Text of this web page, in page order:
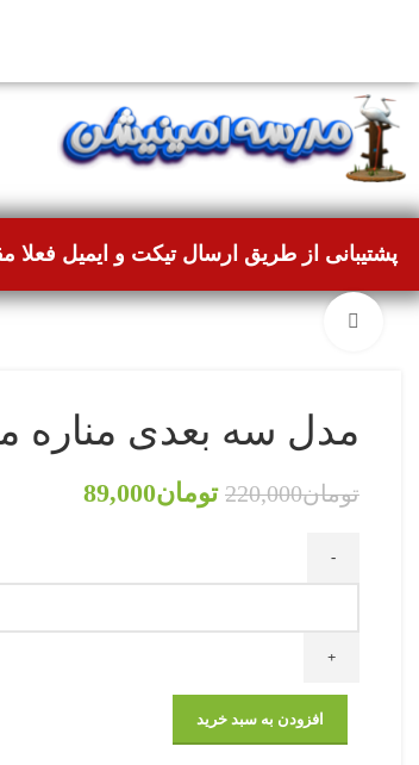
پشتیبانی از طریق ارسال تیکت و ایمیل
مدل سه بعدی مناره
تومان220,000 تومان89,000
افزودن به سبد خرید